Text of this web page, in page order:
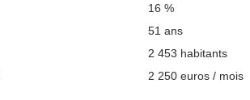
16 %
51 ans
2 453 habitants
2 250 euros / mois